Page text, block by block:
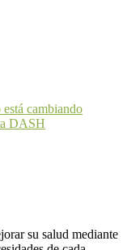
cambiando
DASH
su salud mediante